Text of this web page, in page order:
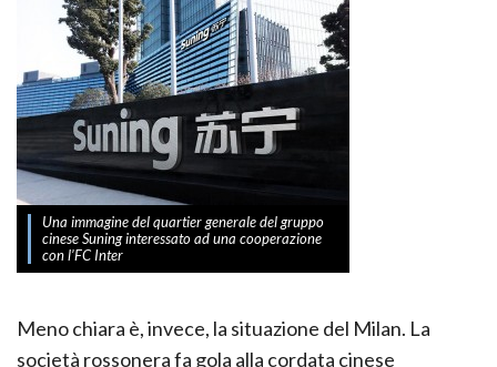
Una immagine del quartier generale del gruppo
cinese Suning interessato ad una cooperazione
con l’FC Inter
Meno chiara è, invece, la situazione del Milan. La
società rossonera fa gola alla cordata cinese